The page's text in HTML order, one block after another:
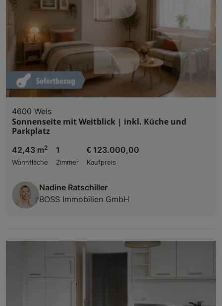
4600 Wels
Sonnenseite mit Weitblick | inkl. Küche und
Parkplatz
42,43 m2
Wohnfläche
1
Zimmer
€ 123.000,00
Kaufpreis
Nadine Ratschiller
BOSS Immobilien GmbH